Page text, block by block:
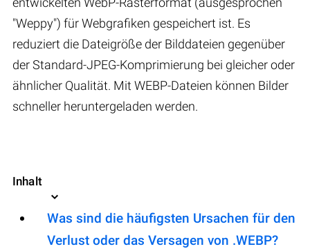
"Weppy") für Webgrafiken gespeichert ist. Es
reduziert die Dateigröße der Bilddateien gegenüber
der Standard-JPEG-Komprimierung bei gleicher oder
ähnlicher Qualität. Mit WEBP-Dateien können Bilder
schneller heruntergeladen werden.
Inhalt
Was sind die häufigsten Ursachen für den
Verlust oder das Versagen von .WEBP?